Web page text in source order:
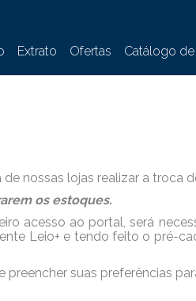
Extrato Ofertas Catálogo
nossas lojas realizar a troca
os estoques.
acesso ao portal, será
Leio+ e tendo feito o pré-
suas preferências